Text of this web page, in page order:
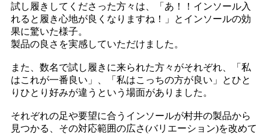
試し履きしてくださった方々は、「あ！！インソール入
れると履き心地が良くなりますね！」とインソールの効
果に驚いた様子。
製品の良さを実感していただけました。
また、数名で試し履きに来られた方々がそれぞれ、「私
はこれが一番良い」、「私はこっちの方が良い」とひと
りひとり好みが違うという場面がありました。
それぞれの足や要望に合うインソールが村井の製品から
見つかる、その対応範囲の広さ(バリエーション)を改めて